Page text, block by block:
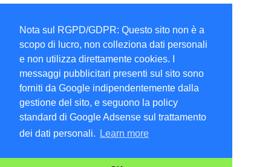
Nota sul RGPD/GDPR: Questo sito non è a
scopo di lucro, non colleziona dati personali
e non utilizza direttamente cookies. I
messaggi pubblicitari presenti sul sito sono
forniti da Google indipendentemente dalla
gestione del sito, e seguono la policy
standard di Google Adsense sul trattamento
dei dati personali.
Learn more